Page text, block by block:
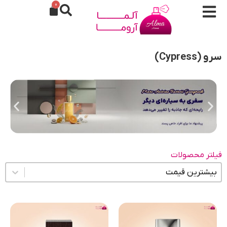
0
سرو (Cypress)
فیلتر محصولات
مرتب سازی محتوا